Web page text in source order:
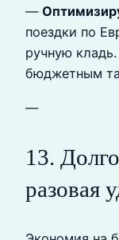
—
поездки по
ручную
бюджетным
—
13.
разовая